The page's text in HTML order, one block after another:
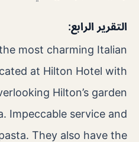
التقرير الرابع:
most charming Italian
at Hilton Hotel with
Hilton’s garden
Impeccable service and
They also have the